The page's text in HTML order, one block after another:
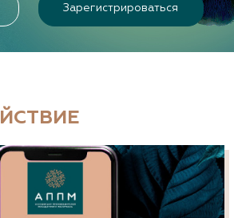
Зарегистрироваться